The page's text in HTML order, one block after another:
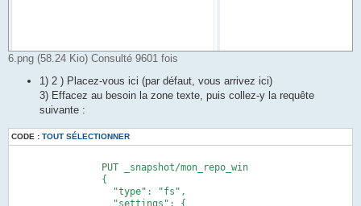
6.png (58.24 Kio) Consulté 9601 fois
1) 2 ) Placez-vous ici (par défaut, vous arrivez ici)
3) Effacez au besoin la zone texte, puis collez-y la requête
suivante :
CODE : TOUT SÉLECTIONNER